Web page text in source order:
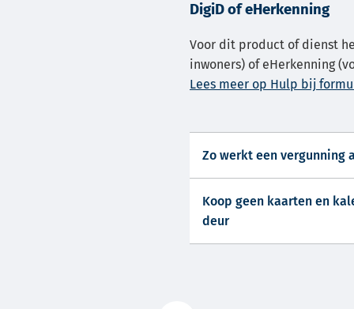
DigiD of eHerkenning
Voor dit product of dienst
inwoners) of eHerkenning
Lees meer op Hulp bij
Zo werkt een vergunning
Koop geen kaarten en
deur